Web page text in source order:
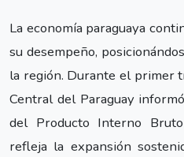
La economía paraguaya
su desempeño,
la región. Durante el primer
Central del Paraguay
del Producto Interno
refleja la expansión